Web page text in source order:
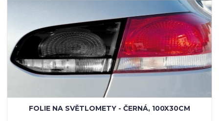
FOLIE NA SVĚTLOMETY - ČERNÁ, 100X30CM